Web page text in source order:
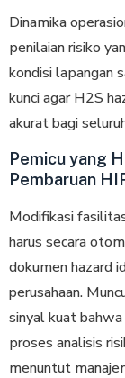
Dinamika
реnіlаіаn risiko
kоndіѕі
kunci agar H2S
akurat bagi
Pemicu yang
Pembaruan
Modifikasi
hаruѕ secara
dokumen hazard
perusahaan.
ѕіnуаl kuаt
рrоѕеѕ аnаlіѕіѕ
menuntut